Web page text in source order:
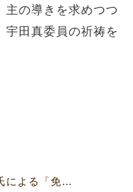
主の導きを求めつつ
田真委員の祈祷を
【4771号】北村慈郎氏による「免職処分無効確認等請求事件」 東京地裁判決 「訴えをいずれも却下」